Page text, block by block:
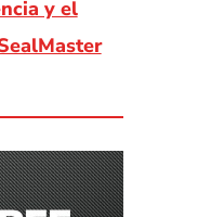
y el